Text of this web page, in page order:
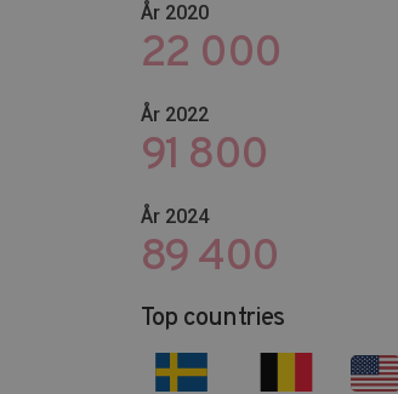
År 2020
22 000
År 2022
102 653
År 2024
115 800
Top countries